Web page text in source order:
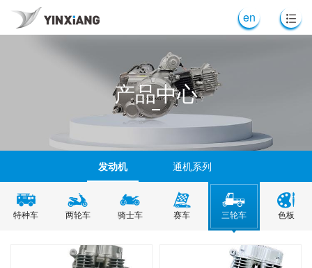
en
产品中心
发动机 通机系列
特种车 两轮车 骑士车 赛车 三轮车 色板